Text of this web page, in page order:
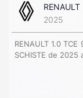
RENAULT
2025
RENAULT 1.0
SCHISTE de 2025